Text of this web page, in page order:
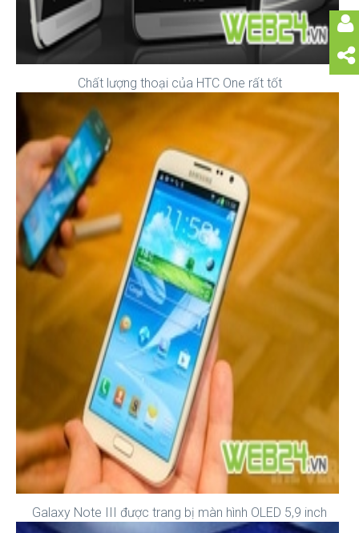
Chất lượng thoại của HTC One rất tốt
Galaxy Note III được trang bị màn hình OLED 5,9 inch